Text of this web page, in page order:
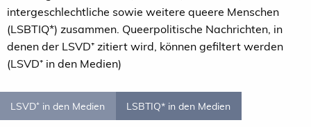
intergeschlechtliche sowie weitere queere Menschen
(LSBTIQ*) zusammen. Queerpolitische Nachrichten, in
denen der LSVD⁺ zitiert wird, können gefiltert werden
(LSVD⁺ in den Medien)
LSVD⁺ in den Medien LSBTIQ* in den Medien